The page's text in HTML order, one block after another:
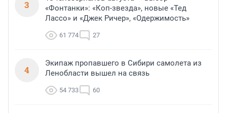
3
«Фонтанки»: «Коп-звезда», новые «Тед
Лассо» и «Джек Ричер», «Одержимость»
61 774 27
4
Экипаж пропавшего в Сибири самолета из
Ленобласти вышел на связь
54 733 60